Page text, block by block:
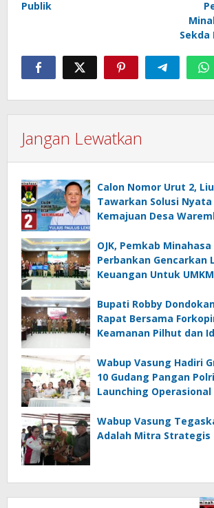
Publik
Sekda
Jangan Lewatkan
Calon Nomor Urut 2,
Tawarkan Solusi
Kemajuan Desa
OJK, Pemkab
Perbankan Gencarkan
Keuangan Untuk
Bupati Robby
Rapat Bersama
Keamanan Pilhut dan
Wabup Vasung Hadiri
10 Gudang Pangan
Launching Operasional
Wabup Vasung
Adalah Mitra Strategis